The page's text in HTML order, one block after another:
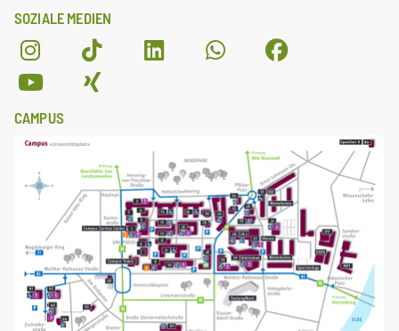
SOZIALE MEDIEN
CAMPUS